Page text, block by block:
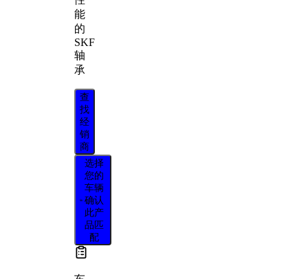
能
的
SKF
轴
承
查
找
经
销
商
选择
您的
车辆
确认
此产
品匹
配